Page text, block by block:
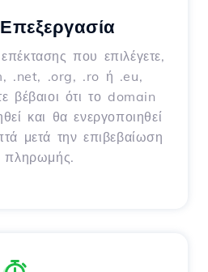
που επιλέγετε,
.net, .org, .ro ή .eu,
βέβαιοι ότι το domain
και θα ενεργοποιηθεί
μετά την επιβεβαίωση
πληρωμής.